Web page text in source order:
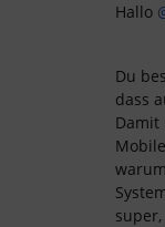
Hallo
Du
dass
Damit